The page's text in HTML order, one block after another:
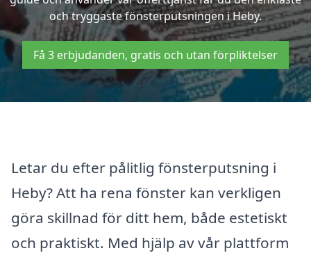
och tryggaste fönsterputsningen i Heby.
Få 3 erbjudanden, gratis och utan förpliktelser
Letar du efter pålitlig fönsterputsning i
Heby? Att ha rena fönster kan verkligen
göra skillnad för ditt hem, både estetiskt
och praktiskt. Med hjälp av vår plattform